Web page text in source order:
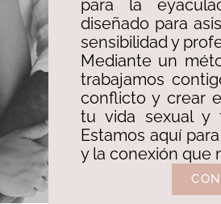
para la
diseñado para
sensibilidad y
Mediante un
trabajamos
conflicto y crear
tu vida sexual y
Estamos aquí
y la conexión que